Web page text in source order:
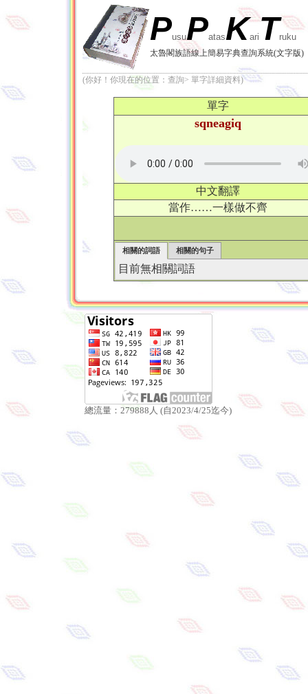
PusuPatasKariTruku
太魯閣族語線上簡易字典查詢系統(文字版)
(你好！你現在的位置：查詢> 單字詳細資料)
單字
sqneagiq
中文翻譯
當作……一樣做不齊
相關的詞語 相關的句子
目前無相關詞語
總流量：279888人 (自2023/4/25迄今)